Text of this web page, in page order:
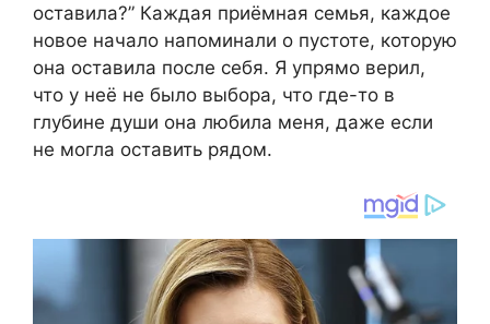
оставила?” Каждая приёмная семья, каждое
новое начало напоминали о пустоте, которую
она оставила после себя. Я упрямо верил,
что у неё не было выбора, что где-то в
глубине души она любила меня, даже если
не могла оставить рядом.